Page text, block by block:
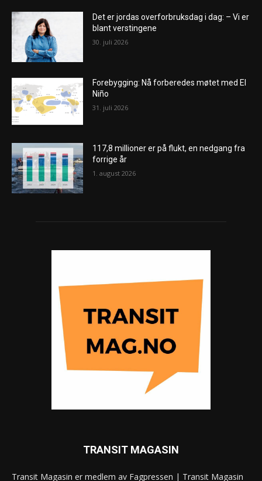
Det er jordas overforbruksdag i dag: – Vi er
blant verstingene
30. juli 2026
Forebygging: Nå forberedes møtet med El
Niño
31. juli 2026
117,8 millioner er på flukt, en nedgang fra
forrige år
1. august 2026
TRANSIT MAGASIN
Transit Magasin er medlem av Fagpressen | Transit Magasin